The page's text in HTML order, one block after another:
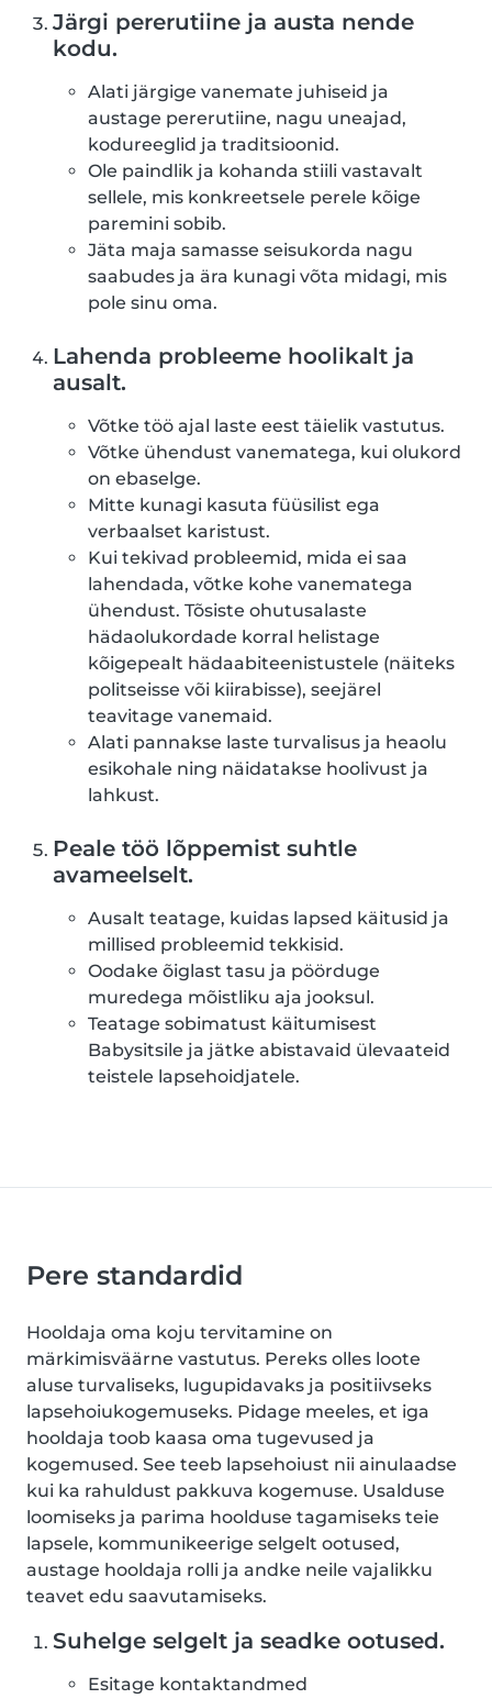
Järgi pererutiine ja austa nende
kodu.
Alati järgige vanemate juhiseid ja
austage pererutiine, nagu uneajad,
kodureeglid ja traditsioonid.
Ole paindlik ja kohanda stiili vastavalt
sellele, mis konkreetsele perele kõige
paremini sobib.
Jäta maja samasse seisukorda nagu
saabudes ja ära kunagi võta midagi, mis
pole sinu oma.
Lahenda probleeme hoolikalt ja
ausalt.
Võtke töö ajal laste eest täielik vastutus.
Võtke ühendust vanematega, kui olukord
on ebaselge.
Mitte kunagi kasuta füüsilist ega
verbaalset karistust.
Kui tekivad probleemid, mida ei saa
lahendada, võtke kohe vanematega
ühendust. Tõsiste ohutusalaste
hädaolukordade korral helistage
kõigepealt hädaabiteenistustele (näiteks
politseisse või kiirabisse), seejärel
teavitage vanemaid.
Alati pannakse laste turvalisus ja heaolu
esikohale ning näidatakse hoolivust ja
lahkust.
Peale töö lõppemist suhtle
avameelselt.
Ausalt teatage, kuidas lapsed käitusid ja
millised probleemid tekkisid.
Oodake õiglast tasu ja pöörduge
muredega mõistliku aja jooksul.
Teatage sobimatust käitumisest
Babysitsile ja jätke abistavaid ülevaateid
teistele lapsehoidjatele.
Pere standardid
Hooldaja oma koju tervitamine on
märkimisväärne vastutus. Pereks olles loote
aluse turvaliseks, lugupidavaks ja positiivseks
lapsehoiukogemuseks. Pidage meeles, et iga
hooldaja toob kaasa oma tugevused ja
kogemused. See teeb lapsehoiust nii ainulaadse
kui ka rahuldust pakkuva kogemuse. Usalduse
loomiseks ja parima hoolduse tagamiseks teie
lapsele, kommunikeerige selgelt ootused,
austage hooldaja rolli ja andke neile vajalikku
teavet edu saavutamiseks.
Suhelge selgelt ja seadke ootused.
Esitage kontaktandmed